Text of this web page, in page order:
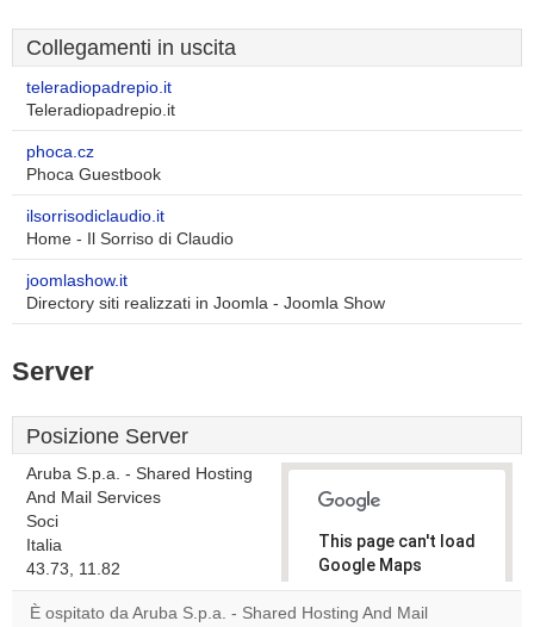
Collegamenti in uscita
teleradiopadrepio.it
Teleradiopadrepio.it
phoca.cz
Phoca Guestbook
ilsorrisodiclaudio.it
Home - Il Sorriso di Claudio
joomlashow.it
Directory siti realizzati in Joomla - Joomla Show
Server
Posizione Server
Aruba S.p.a. - Shared Hosting
And Mail Services
Soci
Italia
43.73, 11.82
This page can't load
Google Maps
correctly.
È ospitato da Aruba S.p.a. - Shared Hosting And Mail